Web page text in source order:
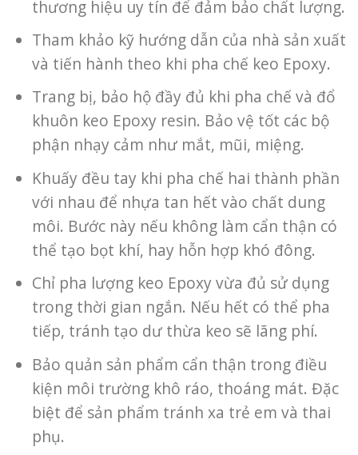
thương hiệu uy tín để đảm bảo chất lượng.
Tham khảo kỹ hướng dẫn của nhà sản xuất
và tiến hành theo khi pha chế keo Epoxy.
Trang bị, bảo hộ đầy đủ khi pha chế và đổ
khuôn keo Epoxy resin. Bảo vệ tốt các bộ
phận nhạy cảm như mắt, mũi, miệng.
Khuấy đều tay khi pha chế hai thành phần
với nhau để nhựa tan hết vào chất dung
môi. Bước này nếu không làm cẩn thận có
thể tạo bọt khí, hay hỗn hợp khó đông.
Chỉ pha lượng keo Epoxy vừa đủ sử dụng
trong thời gian ngắn. Nếu hết có thể pha
tiếp, tránh tạo dư thừa keo sẽ lãng phí.
Bảo quản sản phẩm cẩn thận trong điều
kiện môi trường khô ráo, thoáng mát. Đặc
biệt để sản phẩm tránh xa trẻ em và thai
phụ.